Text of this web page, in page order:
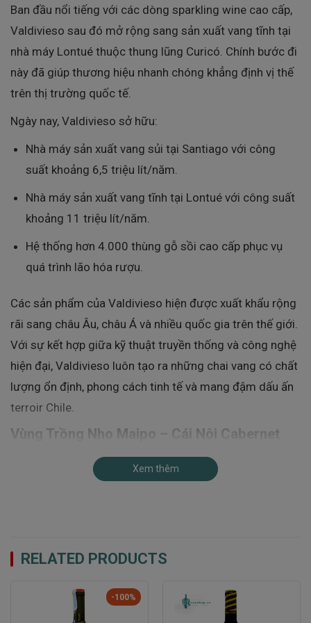
Ban đầu nổi tiếng với các dòng sparkling wine cao cấp,
Valdivieso sau đó mở rộng sang sản xuất vang tĩnh tại
nhà máy Lontué thuộc thung lũng Curicó. Chính bước đi
này đã giúp thương hiệu nhanh chóng khẳng định vị thế
trên thị trường quốc tế.
Ngày nay, Valdivieso sở hữu:
Nhà máy sản xuất vang sủi tại Santiago với công
suất khoảng 6,5 triệu lít/năm.
Nhà máy sản xuất vang tĩnh tại Lontué với công suất
khoảng 11 triệu lít/năm.
Hệ thống hơn 4.000 thùng gỗ sồi cao cấp phục vụ
quá trình lão hóa rượu.
Các sản phẩm của Valdivieso hiện được xuất khẩu rộng
rãi sang châu Âu, châu Á và nhiều quốc gia trên thế giới.
Với sự kết hợp giữa kỹ thuật truyền thống và công nghệ
hiện đại, Valdivieso luôn tạo ra những chai vang có chất
lượng ổn định, phong cách tinh tế và mang đậm dấu ấn
terroir Chile.
Vùng Trồng Nho Maipo – Cái Nôi Cabernet
Valdivieso Single Vineyard Cabernet
nổi tiếng nhất Chile.
Maipo Valley sở hữu điều kiện tự nhiên vô cùng lý tưởng
cho giống nho Cabernet Sauvignon phát triển:
Xem thêm
RELATED PRODUCTS
-100%